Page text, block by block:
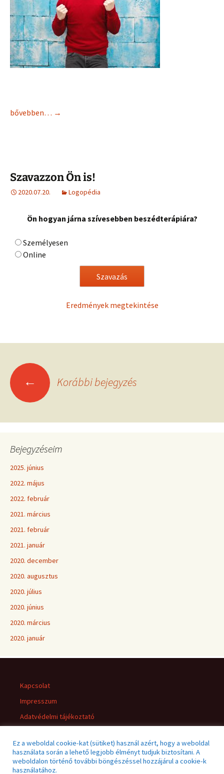
bővebben… →
Szavazzon Ön is!
2020.07.20. Logopédia
Ön hogyan járna szívesebben beszédterápiára?
Személyesen
Online
Eredmények megtekintése
← Korábbi bejegyzés
Bejegyzéseim
2025. június
2022. május
2022. február
2021. március
2021. február
2021. január
2020. december
2020. augusztus
2020. július
2020. június
2020. március
2020. január
Kapcsolat
Impresszum
Adatvédelmi tájékoztató
Ez a weboldal cookie-kat (sütiket) használ azért, hogy a weboldal
használata során a lehető legjobb élményt tudjuk biztosítani. A
weboldalon történő további böngészéssel hozzájárul a cookie-k
használatához.